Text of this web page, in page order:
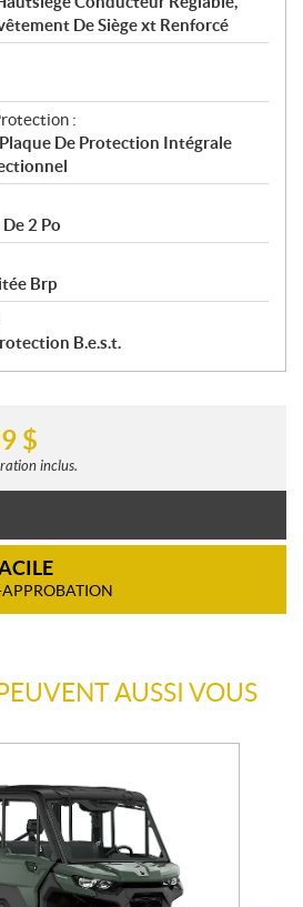
De Siège xt Renforcé
:
De Protection Intégrale
2 Po
Brp
B.e.s.t.
$
inclus.
AUSSI VOUS